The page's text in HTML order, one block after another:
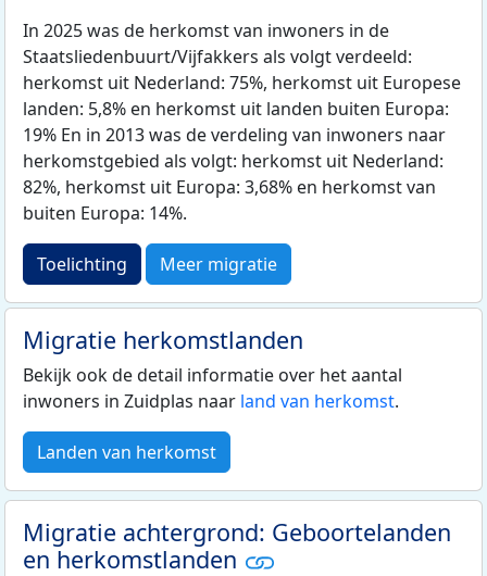
In 2025 was de herkomst van inwoners in de
Staatsliedenbuurt/Vijfakkers als volgt verdeeld:
herkomst uit Nederland: 75%, herkomst uit Europese
landen: 5,8% en herkomst uit landen buiten Europa:
19% En in 2013 was de verdeling van inwoners naar
herkomstgebied als volgt: herkomst uit Nederland:
82%, herkomst uit Europa: 3,68% en herkomst van
buiten Europa: 14%.
Toelichting Meer migratie
Migratie herkomstlanden
Bekijk ook de detail informatie over het aantal
inwoners in Zuidplas naar land van herkomst.
Landen van herkomst
Migratie achtergrond: Geboortelanden
en herkomstlanden